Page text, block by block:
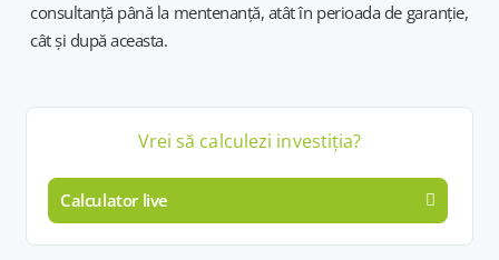
consultanță până la mentenanță, atât în perioada de garanție,
cât și după aceasta.
Vrei să calculezi investiția?
Calculator live